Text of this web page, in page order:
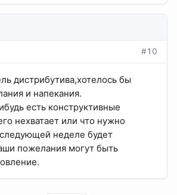
#10
дистрибутива,хотелось бы
и напекания.
есть конструктивные
нехватает или что нужно
неделе будет
пожелания могут быть